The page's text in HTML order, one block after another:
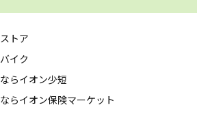
トア
イク
らイオン少短
らイオン保険マーケット